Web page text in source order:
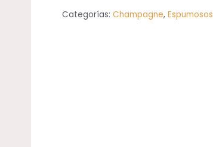
cantidad
Categorías:Champagne,Espumosos